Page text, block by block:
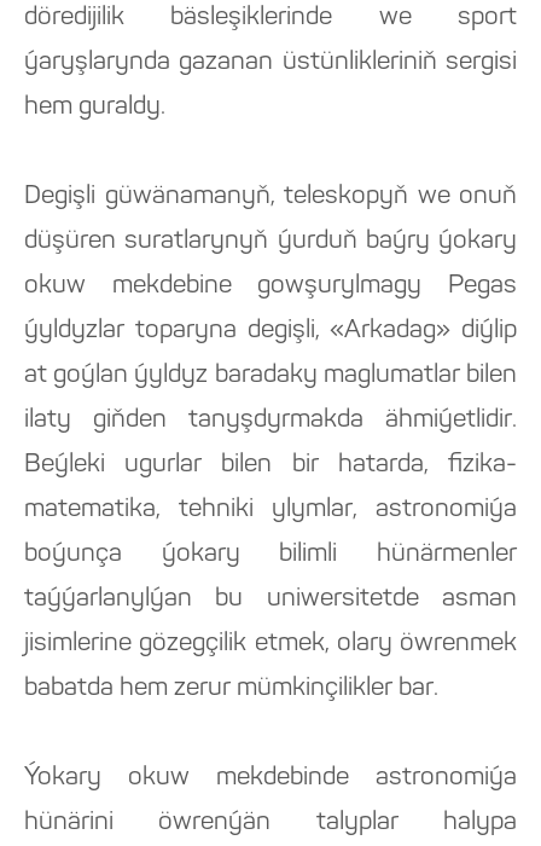
döredijilik bäsleşiklerinde we sport
ýaryşlarynda gazanan üstünlikleriniň sergisi
hem guraldy.
Degişli güwänamanyň, teleskopyň we onuň
düşüren suratlarynyň ýurduň baýry ýokary
okuw mekdebine gowşurylmagy Pegas
ýyldyzlar toparyna degişli, «Arkadag» diýlip
at goýlan ýyldyz baradaky maglumatlar bilen
ilaty giňden tanyşdyrmakda ähmiýetlidir.
Beýleki ugurlar bilen bir hatarda, fizika-
matematika, tehniki ylymlar, astronomiýa
boýunça ýokary bilimli hünärmenler
taýýarlanylýan bu uniwersitetde asman
jisimlerine gözegçilik etmek, olary öwrenmek
babatda hem zerur mümkinçilikler bar.
Ýokary okuw mekdebinde astronomiýa
hünärini öwrenýän talyplar halypa